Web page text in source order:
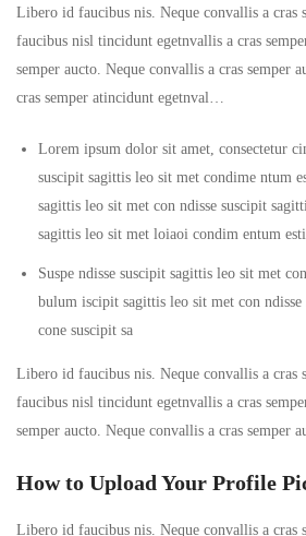
Libero id faucibus nis. Neque convallis a cras
faucibus nisl tincidunt egetnvallis a cras
semper aucto. Neque convallis a cras semper
cras semper atincidunt egetnval…
Lorem ipsum dolor sit amet, consectetur
suscipit sagittis leo sit met condime ntum
sagittis leo sit met con ndisse suscipit
sagittis leo sit met loiaoi condim entum
Suspe ndisse suscipit sagittis leo sit met
bulum iscipit sagittis leo sit met con
cone suscipit sa
Libero id faucibus nis. Neque convallis a cras
faucibus nisl tincidunt egetnvallis a cras
semper aucto. Neque convallis a cras semper
How to Upload Your Profile
Libero id faucibus nis. Neque convallis a cras